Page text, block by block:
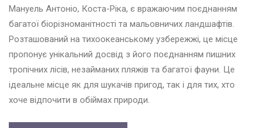
Мануель Антоніо, Коста-Ріка, є вражаючим поєднанням
багатої біорізноманітності та мальовничих ландшафтів.
Розташований на тихоокеанському узбережжі, це місце
пропонує унікальний досвід з його поєднанням пишних
тропічних лісів, незайманих пляжів та багатої фауни. Це
ідеальне місце як для шукачів пригод, так і для тих, хто
хоче відпочити в обіймах природи.